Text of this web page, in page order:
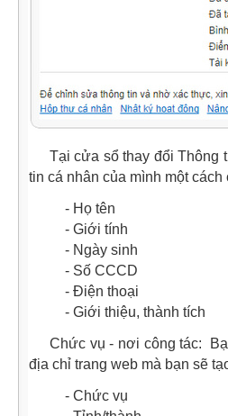
Tại cửa sổ thay đổi Thông
tin cá nhân của mình một
- Họ tên
- Giới tính
- Ngày sinh
- Số CCCD
- Điện thoại
- Giới thiệu, thành tích
Chức vụ - nơi công tác:
địa chỉ trang web mà bạn sẽ
- Chức vụ